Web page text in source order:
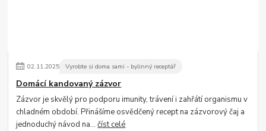
02.11.2025 Vyrobte si doma sami - bylinný receptář
Domácí kandovaný zázvor
Zázvor je skvělý pro podporu imunity, trávení i zahřátí organismu v
chladném období. Přinášíme osvědčený recept na zázvorový čaj a
jednoduchý návod na...číst celé